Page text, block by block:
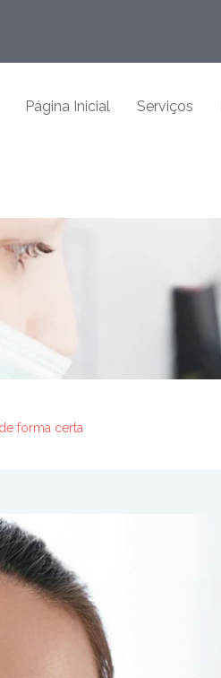
Página Inicial Serviços
forma certa